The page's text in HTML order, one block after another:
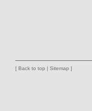
[ Back to top | Sitemap ]